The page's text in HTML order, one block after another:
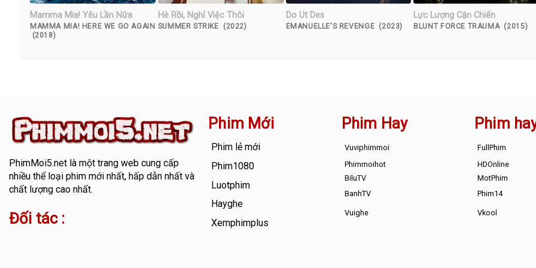
Mamma Mia! Yêu Lần Nữa
MAMMA MIA! HERE WE GO AGAIN
(2018)
Hè Rồi, Nghỉ Việc Thôi
SUMMER STRIKE (2022)
Do Ut Des
EMANUELLE'S REVENGE (2023)
Lực Lượng Cận Chiến
BLUNT FORCE TRAUMA (2015)
PhimMoi5.netlà một trang web cung cấp
nhiều thể loại phim mới nhất, hấp dẫn nhất và
chất lượng cao nhất.
Đối tác :
Phim Mới
Phim lẻ mới
Phim1080
Luotphim
Hayghe
Xemphimplus
Phim Hay
Vuviphimmoi
Phimmoihot
BiluTV
BanhTV
Vuighe
Phim
FullPhim
HDOnline
MotPhim
Phim14
Vkool